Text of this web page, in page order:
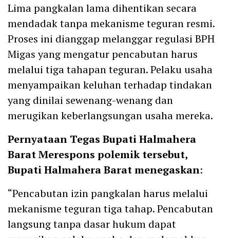
Lima pangkalan lama dihentikan secara
mendadak tanpa mekanisme teguran resmi.
Proses ini dianggap melanggar regulasi BPH
Migas yang mengatur pencabutan harus
melalui tiga tahapan teguran. Pelaku usaha
menyampaikan keluhan terhadap tindakan
yang dinilai sewenang-wenang dan
merugikan keberlangsungan usaha mereka.
Pernyataan Tegas Bupati Halmahera
BaratMerespons polemik tersebut,
Bupati Halmahera Barat menegaskan:
“Pencabutan izin pangkalan harus melalui
mekanisme teguran tiga tahap. Pencabutan
langsung tanpa dasar hukum dapat